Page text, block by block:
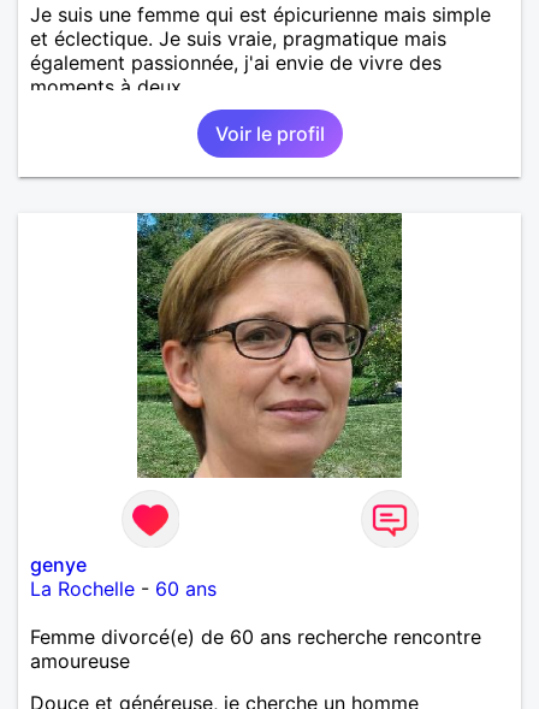
Je suis une femme qui est épicurienne mais simple
et éclectique. Je suis vraie, pragmatique mais
également passionnée, j'ai envie de vivre des
moments à deux.
Voir le profil
genye
La Rochelle - 60 ans
Femme divorcé(e) de 60 ans recherche rencontre
amoureuse
Douce et généreuse, je cherche un homme